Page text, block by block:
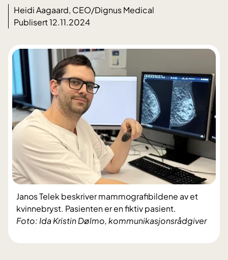
Heidi Aagaard, CEO/Dignus Medical
Publisert 12.11.2024
Foto: Ida Kristin Dølmo, kommunikasjonsrådgiver
Janos Telek beskriver mammografibildene av et
kvinnebryst. Pasienten er en fiktiv pasient.